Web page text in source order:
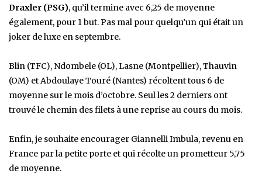
Draxler (PSG), qu’il termine avec 6,25 de moyenne
également, pour 1 but. Pas mal pour quelqu’un qui était un
joker de luxe en septembre.
Blin (TFC), Ndombele (OL), Lasne (Montpellier), Thauvin
(OM) et Abdoulaye Touré (Nantes) récoltent tous 6 de
moyenne sur le mois d’octobre. Seul les 2 derniers ont
trouvé le chemin des filets à une reprise au cours du mois.
Enfin, je souhaite encourager Giannelli Imbula, revenu en
France par la petite porte et qui récolte un prometteur 5,75
de moyenne.